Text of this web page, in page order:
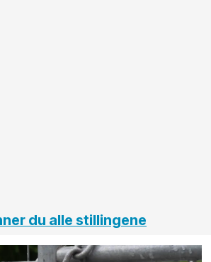
du alle stillingene